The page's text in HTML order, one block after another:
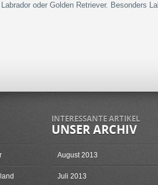
oder Golden Retriever. Besonders
INTERESSANTE ARTIKEL
UNSER ARCHIV
August 2013
Juli 2013